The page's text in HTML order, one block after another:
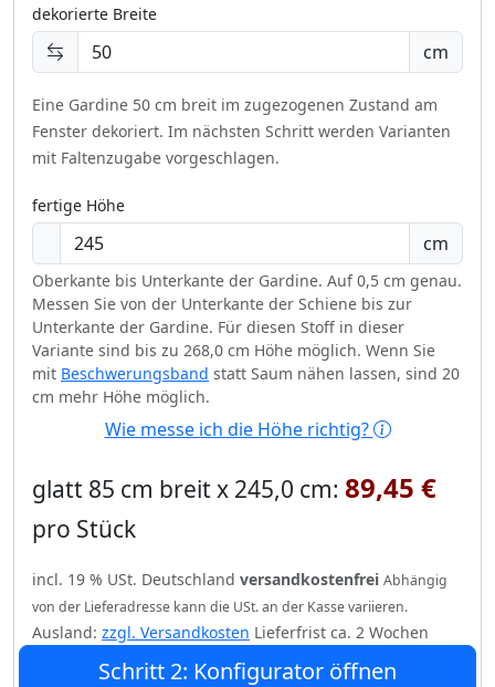
dekorierte Breite
cm
Eine Gardine 50 cm breit im zugezogenen Zustand am
Fenster dekoriert. Im nächsten Schritt werden Varianten
mit Faltenzugabe vorgeschlagen.
fertige Höhe
cm
Oberkante bis Unterkante der Gardine. Auf 0,5 cm genau.
Messen Sie von der Unterkante der Schiene bis zur
Unterkante der Gardine. Für diesen Stoff in dieser
Variante sind bis zu 268,0 cm Höhe möglich. Wenn Sie
mit Beschwerungsband statt Saum nähen lassen, sind 20
cm mehr Höhe möglich.
Wie messe ich die Höhe richtig?
glatt 85 cm breit x 245,0 cm: 89,45 €
pro Stück
incl. 19 % USt. Deutschland versandkostenfrei Abhängig
von der Lieferadresse kann die USt. an der Kasse variieren.
Ausland: zzgl. Versandkosten Lieferfrist ca. 2 Wochen
Schritt 2: Konfigurator öffnen